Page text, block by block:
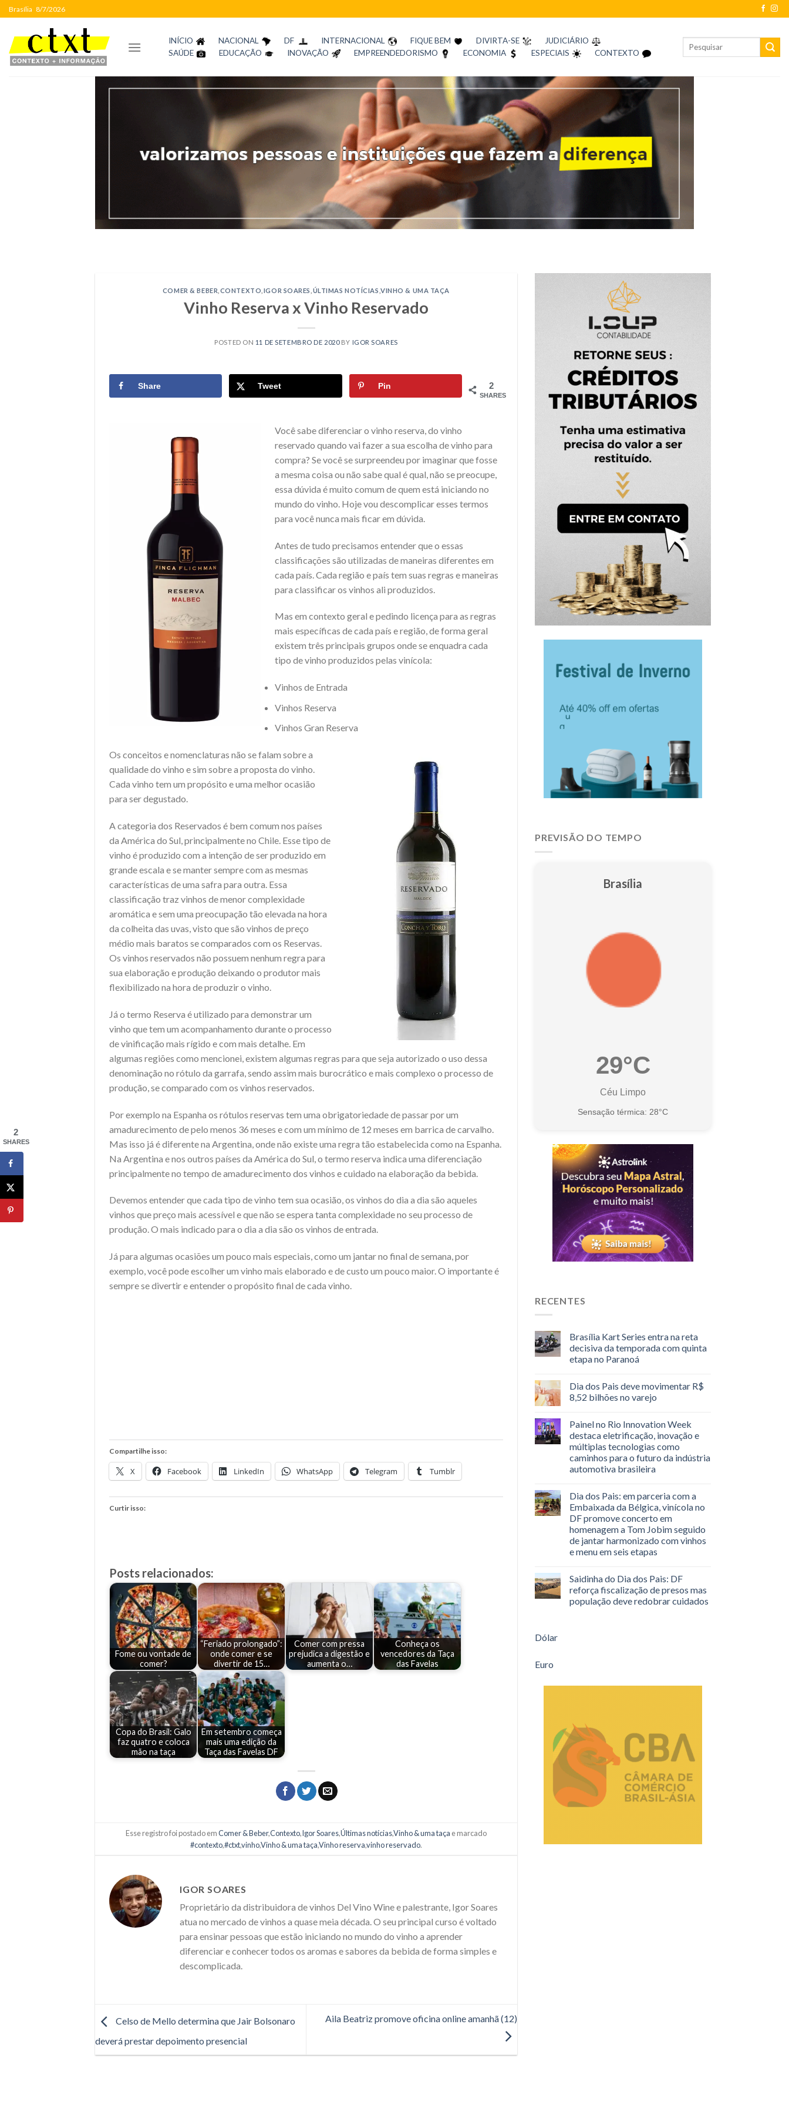
Skip
to
content
Brasília 8/7/2026
INÍCIO NACIONAL DF INTERNACIONAL FIQUE BEM DIVIRTA-SE
JUDICIÁRIO
SAÚDE
EDUCAÇÃO INOVAÇÃO EMPREENDEDORISMO ECONOMIA ESPECIAIS CONTEXTO
COMER & BEBER CONTEXTO IGOR SOARES ÚLTIMAS NOTÍCIAS ,VINHO & UMA TAÇA
Vinho Reserva x Vinho Reservado
POSTED ON 11 DE SETEMBRO DE 2020BY IGOR SOARES
2
SHARES
Share Tweet Pin
Você sabe diferenciar o vinho reserva, do vinho
reservado quando vai fazer a sua escolha de vinho para
compra? Se você se surpreendeu por imaginar que fosse
a mesma coisa ou não sabe qual é qual, não se preocupe,
essa dúvida é muito comum de quem está iniciando no
mundo do vinho. Hoje vou descomplicar esses termos
para você nunca mais ficar em dúvida.
Antes de tudo precisamos entender que o essas
classificações são utilizadas de maneiras diferentes em
cada país. Cada região e país tem suas regras e maneiras
para classificar os vinhos ali produzidos.
Mas em contexto geral e pedindo licença para as regras
mais específicas de cada país e região, de forma geral
existem três principais grupos onde se enquadra cada
tipo de vinho produzidos pelas vinícola:
Vinhos de Entrada
Vinhos Reserva
Vinhos Gran Reserva
Os conceitos e nomenclaturas não se falam sobre a
qualidade do vinho e sim sobre a proposta do vinho.
Cada vinho tem um propósito e uma melhor ocasião
para ser degustado.
A categoria dos Reservados é bem comum nos países
da América do Sul, principalmente no Chile. Esse tipo de
vinho é produzido com a intenção de ser produzido em
grande escala e se manter sempre com as mesmas
características de uma safra para outra. Essa
classificação traz vinhos de menor complexidade
aromática e sem uma preocupação tão elevada na hora
da colheita das uvas, visto que são vinhos de preço
médio mais baratos se comparados com os Reservas.
Os vinhos reservados não possuem nenhum regra para
sua elaboração e produção deixando o produtor mais
flexibilizado na hora de produzir o vinho.
Já o termo Reserva é utilizado para demonstrar um
vinho que tem um acompanhamento durante o processo
de vinificação mais rígido e com mais detalhe. Em
algumas regiões como mencionei, existem algumas regras para que seja autorizado o uso dessa
denominação no rótulo da garrafa, sendo assim mais burocrático e mais complexo o processo de
produção, se comparado com os vinhos reservados.
Por exemplo na Espanha os rótulos reservas tem uma obrigatoriedade de passar por um
amadurecimento de pelo menos 36 meses e com um mínimo de 12 meses em barrica de carvalho.
Mas isso já é diferente na Argentina, onde não existe uma regra tão estabelecida como na Espanha.
Na Argentina e nos outros países da América do Sul, o termo reserva indica uma diferenciação
principalmente no tempo de amadurecimento dos vinhos e cuidado na elaboração da bebida.
Devemos entender que cada tipo de vinho tem sua ocasião, os vinhos do dia a dia são aqueles
vinhos que preço mais acessível e que não se espera tanta complexidade no seu processo de
produção. O mais indicado para o dia a dia são os vinhos de entrada.
Já para algumas ocasiões um pouco mais especiais, como um jantar no final de semana, por
exemplo, você pode escolher um vinho mais elaborado e de custo um pouco maior. O importante é
sempre se divertir e entender o propósito final de cada vinho.
Compartilhe isso:
X Facebook LinkedIn WhatsApp Telegram Tumblr
Curtir isso:
Posts relacionados:
Fome ou vontade de
comer?
“Feriado prolongado”:
onde comer e se
divertir de 15…
Comer com pressa
prejudica a digestão e
aumenta o…
Conheça os
vencedores da Taça
das Favelas
Copa do Brasil: Galo
faz quatro e coloca
mão na taça
Em setembro começa
mais uma edição da
Taça das Favelas DF
Esse registro foi postado emComer & Beber,Contexto,Igor Soares,Últimas notícias,Vinho & uma taça e marcado
#contexto,#ctxt,vinho,Vinho & uma taça,Vinho reserva,vinho reservado.
IGOR SOARES
Proprietário da distribuidora de vinhos Del Vino Wine e palestrante, Igor Soares
atua no mercado de vinhos a quase meia década. O seu principal curso é voltado
para ensinar pessoas que estão iniciando no mundo do vinho a aprender
diferenciar e conhecer todos os aromas e sabores da bebida de forma simples e
descomplicada.
Celso de Mello determina que Jair Bolsonaro
deverá prestar depoimento presencial
Aila Beatriz promove oficina online amanhã (12)
PREVISÃO DO TEMPO
Brasília
29°C
Céu Limpo
Sensação térmica: 28°C
RECENTES
Brasília Kart Series entra na reta
decisiva da temporada com quinta
etapa no Paranoá
Dia dos Pais deve movimentar R$
8,52 bilhões no varejo
Painel no Rio Innovation Week
destaca eletrificação, inovação e
múltiplas tecnologias como
caminhos para o futuro da indústria
automotiva brasileira
Dia dos Pais: em parceria com a
Embaixada da Bélgica, vinícola no
DF promove concerto em
homenagem a Tom Jobim seguido
de jantar harmonizado com vinhos
e menu em seis etapas
Saidinha do Dia dos Pais: DF
reforça fiscalização de presos mas
população deve redobrar cuidados
Dólar
Euro
2
SHARES